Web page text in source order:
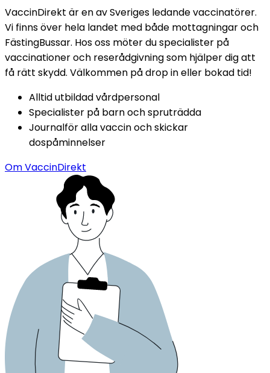
VaccinDirekt är en av Sveriges ledande vaccinatörer.
Vi finns över hela landet med både mottagningar och
FästingBussar. Hos oss möter du specialister på
vaccinationer och reserådgivning som hjälper dig att
få rätt skydd. Välkommen på drop in eller bokad tid!
Alltid utbildad vårdpersonal
Specialister på barn och spruträdda
Journalför alla vaccin och skickar
dospåminnelser
Om VaccinDirekt